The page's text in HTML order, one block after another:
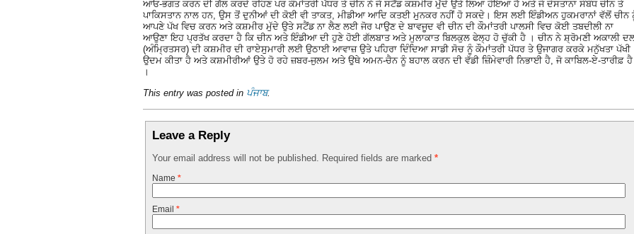
ਆਓ-ਭਗਤ ਕਰਨ ਦੀ ਗੱਲ ਕਰਦੇ ਰਹਿਣ ਪਰ ਕੌਮਾਂਤਰੀ ਪੱਧਰ ਤੇ ਚੀਨ ਨੇ ਜੋ ਸਟੈਂਡ ਕਸ਼ਮੀਰ ਮੁੱਦੇ ਉਤੇ ਲਿਆ ਹੋਇਆ ਹੈ ਅਤੇ ਜੋ ਦੋਸਤਾਨਾ ਸੰਬੰਧ ਚੀਨ ਤੇ
ਪਾਕਿਸਤਾਨ ਨਾਲ ਹਨ, ਉਸ ਤੋਂ ਦੁਨੀਆਂ ਦੀ ਕੋਈ ਵੀ ਤਾਕਤ, ਮੀਡੀਆ ਆਦਿ ਕਤਈ ਮੁਨਕਰ ਨਹੀਂ ਹੋ ਸਕਦੇ। ਇਸ ਲਈ ਇੰਡੀਅਨ ਹੁਕਮਰਾਨਾਂ ਵੱਲੋਂ ਚੀਨ
ਆਪਣੇ ਪੱਖ ਵਿਚ ਕਰਨ ਅਤੇ ਕਸ਼ਮੀਰ ਮੁੱਦੇ ਉਤੇ ਸਟੈਂਡ ਨਾ ਲੈਣ ਲਈ ਜੋਰ ਪਾਉਣ ਦੇ ਬਾਵਜੂਦ ਵੀ ਚੀਨ ਦੀ ਕੌਮਾਂਤਰੀ ਪਾਲਸੀ ਵਿਚ ਕੋਈ ਤਬਦੀਲੀ ਨਾ
ਆਉਣਾ ਇਹ ਪ੍ਰਤੱਖ ਕਰਦਾ ਹੈ ਕਿ ਚੀਨ ਅਤੇ ਇੰਡੀਆ ਦੀ ਹੁਣੇ ਹੋਈ ਗੱਲਬਾਤ ਅਤੇ ਮੁਲਾਕਾਤ ਬਿਲਕੁਲ ਫੇਲ੍ਹ ਹੋ ਚੁੱਕੀ ਹੈ । ਚੀਨ ਨੇ ਸ਼੍ਰੋਮਣੀ ਅਕਾਲੀ
(ਅੰਮ੍ਰਿਤਸਰ) ਦੀ ਕਸ਼ਮੀਰ ਦੀ ਰਾਏਸੁਮਾਰੀ ਲਈ ਉਠਾਈ ਆਵਾਜ਼ ਉਤੇ ਪਹਿਰਾ ਦਿੰਦਿਆ ਸਾਡੀ ਸੋਚ ਨੂੰ ਕੌਮਾਂਤਰੀ ਪੱਧਰ ਤੇ ਉਜਾਗਰ ਕਰਕੇ ਮਨੁੱਖਤਾ ਪੱਖੀ
ਉਦਮ ਕੀਤਾ ਹੈ ਅਤੇ ਕਸ਼ਮੀਰੀਆਂ ਉਤੇ ਹੋ ਰਹੇ ਜ਼ਬਰ-ਜੁਲਮ ਅਤੇ ਉਥੇ ਅਮਨ-ਚੈਨ ਨੂੰ ਬਹਾਲ ਕਰਨ ਦੀ ਵੱਡੀ ਜ਼ਿੰਮੇਵਾਰੀ ਨਿਭਾਈ ਹੈ, ਜੋ ਕਾਬਿਲ-ਏ-ਤਾਰੀਫ਼ ਹੈ
।
This entry was posted in ਪੰਜਾਬ.
Leave a Reply
Your email address will not be published. Required fields are marked *
Name *
Email *